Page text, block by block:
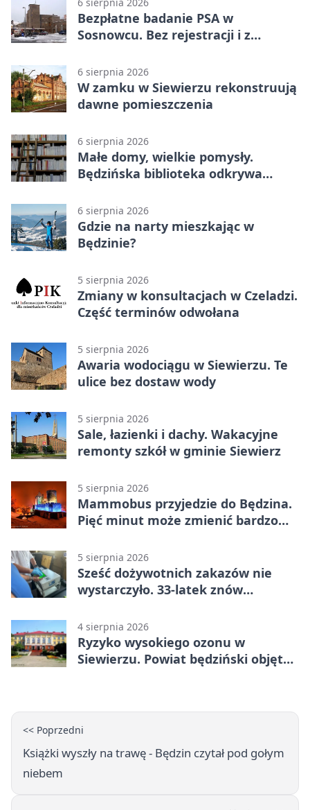
Bezpłatne badanie PSA w
Sosnowcu. Bez rejestracji i z
6 sierpnia 2026
W zamku w Siewierzu rekonstruują
dawne pomieszczenia
6 sierpnia 2026
Małe domy, wielkie pomysły.
Będzińska biblioteka odkrywa
6 sierpnia 2026
Gdzie na narty mieszkając w
Będzinie?
5 sierpnia 2026
Zmiany w konsultacjach w Czeladzi.
Część terminów odwołana
5 sierpnia 2026
Awaria wodociągu w Siewierzu. Te
ulice bez dostaw wody
5 sierpnia 2026
Sale, łazienki i dachy. Wakacyjne
remonty szkół w gminie Siewierz
5 sierpnia 2026
Mammobus przyjedzie do Będzina.
Pięć minut może zmienić bardzo
5 sierpnia 2026
Sześć dożywotnich zakazów nie
wystarczyło. 33-latek znów
4 sierpnia 2026
Ryzyko wysokiego ozonu w
Siewierzu. Powiat będziński objęty
<< Poprzedni
Książki wyszły na trawę - Będzin czytał pod gołym
niebem